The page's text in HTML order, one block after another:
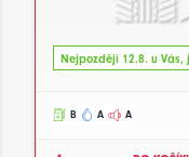
Nejpozději 12.8. u Vás,
B A A